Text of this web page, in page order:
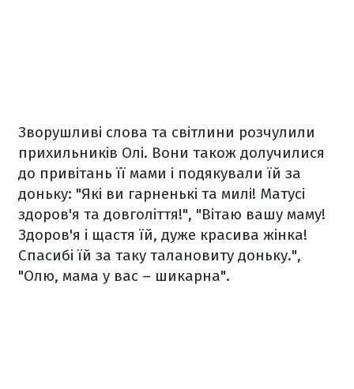
Зворушливі слова та світлини розчулили
прихильників Олі. Вони також долучилися
до привітань її мами і подякували їй за
доньку: "Які ви гарненькі та милі! Матусі
здоров'я та довголіття!", "Вітаю вашу маму!
Здоров'я і щастя їй, дуже красива жінка!
Спасибі їй за таку талановиту доньку.",
"Олю, мама у вас – шикарна".